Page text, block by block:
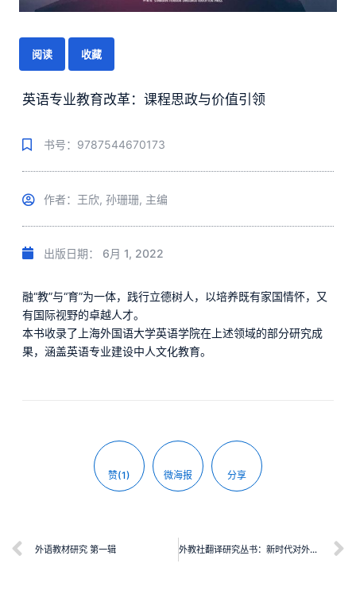
阅读 收藏
英语专业教育改革：课程思政与价值引领
书号：9787544670173
作者：王欣, 孙珊珊, 主编
出版日期： 6月 1, 2022
融“教”与“育”为一体，践行立德树人，以培养既有家国情怀，又
有国际视野的卓越人才。
本书收录了上海外国语大学英语学院在上述领域的部分研究成
果，涵盖英语专业建设中人文化教育。
赞(1) 微海报 分享
外语教材研究 第一辑 外教社翻译研究丛书：新时代对外宣传与翻译研究